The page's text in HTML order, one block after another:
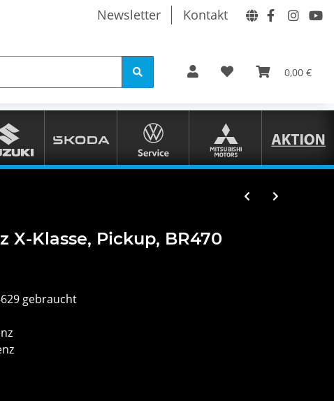
Newsletter Kontakt
0,00 €
X-Klasse, Pickup, BR470
gebraucht